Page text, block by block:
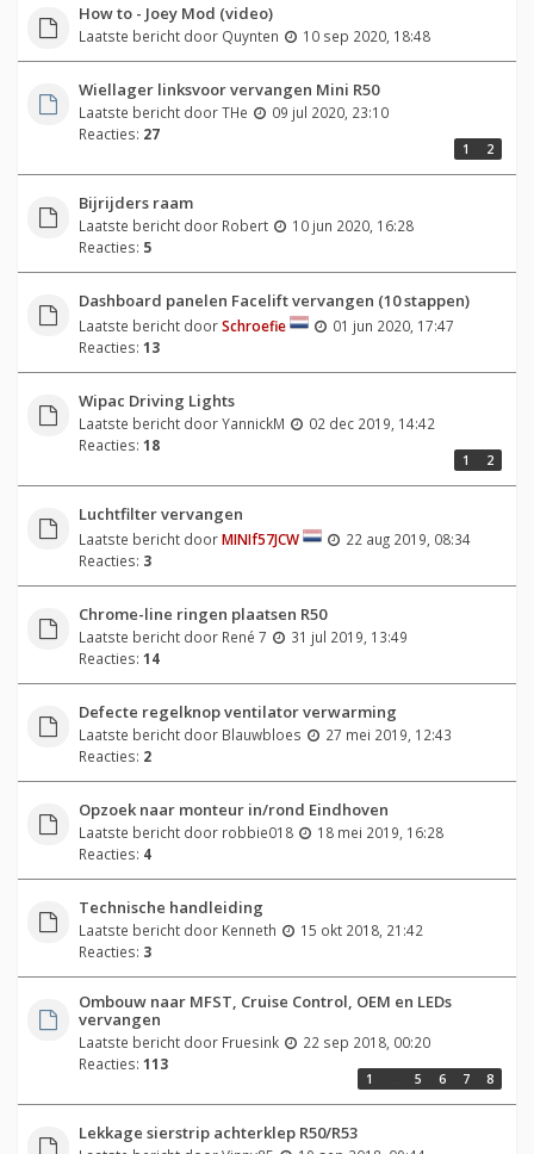
How to - Joey Mod (video)
Laatste bericht door Quynten 10 sep 2020, 18:48
Wiellager linksvoor vervangen Mini R50
Laatste bericht doorTHe
09 jul 2020, 23:10
Reacties: 27
1 2
Bijrijders raam
Laatste bericht door Robert
10 jun 2020, 16:28
Reacties: 5
Dashboard panelen Facelift vervangen (10 stappen)
Laatste bericht doorSchroefie
01 jun 2020, 17:47
Reacties: 13
Wipac Driving Lights
Laatste bericht doorYannickM
02 dec 2019, 14:42
Reacties: 18
1 2
Luchtfilter vervangen
Laatste bericht doorMINIf57JCW
22 aug 2019, 08:34
Reacties: 3
Chrome-line ringen plaatsen R50
Laatste bericht door René 7
31 jul 2019, 13:49
Reacties: 14
Defecte regelknop ventilator verwarming
Laatste bericht door Blauwbloes
27 mei 2019, 12:43
Reacties: 2
Opzoek naar monteur in/rond Eindhoven
Laatste bericht door robbie018
18 mei 2019, 16:28
Reacties: 4
Technische handleiding
Laatste bericht door Kenneth
15 okt 2018, 21:42
Reacties: 3
Ombouw naar MFST, Cruise Control, OEM en LEDs
vervangen
Laatste bericht door Fruesink
22 sep 2018, 00:20
Reacties: 113
1 5 6 7 8
Lekkage sierstrip achterklep R50/R53